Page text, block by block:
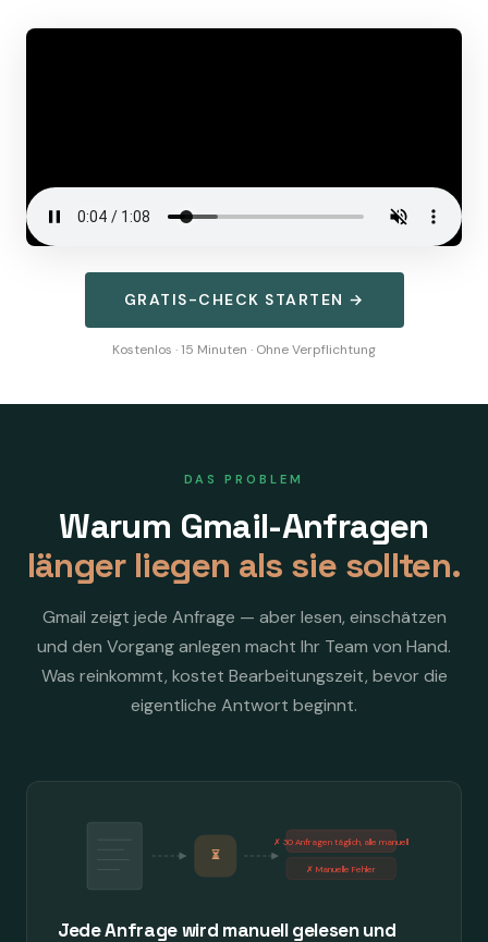
GRATIS-CHECK STARTEN →
Kostenlos · 15 Minuten · Ohne Verpflichtung
DAS PROBLEM
Warum Gmail-Anfragen
länger liegen als sie sollten.
Gmail zeigt jede Anfrage — aber lesen, einschätzen
und den Vorgang anlegen macht Ihr Team von Hand.
Was reinkommt, kostet Bearbeitungszeit, bevor die
eigentliche Antwort beginnt.
⏳
✗ 30 Anfragen täglich, alle manuell
✗ Manuelle Fehler
Jede Anfrage wird manuell gelesen und